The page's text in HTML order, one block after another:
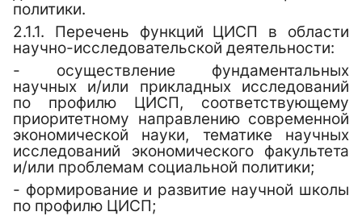
политики.
2.1.1. Перечень функций ЦИСП в области
научно-исследовательской деятельности:
- осуществление фундаментальных
научных и/или прикладных исследований
по профилю ЦИСП, соответствующему
приоритетному направлению современной
экономической науки, тематике научных
исследований экономического факультета
и/или проблемам социальной политики;
- формирование и развитие научной школы
по профилю ЦИСП;